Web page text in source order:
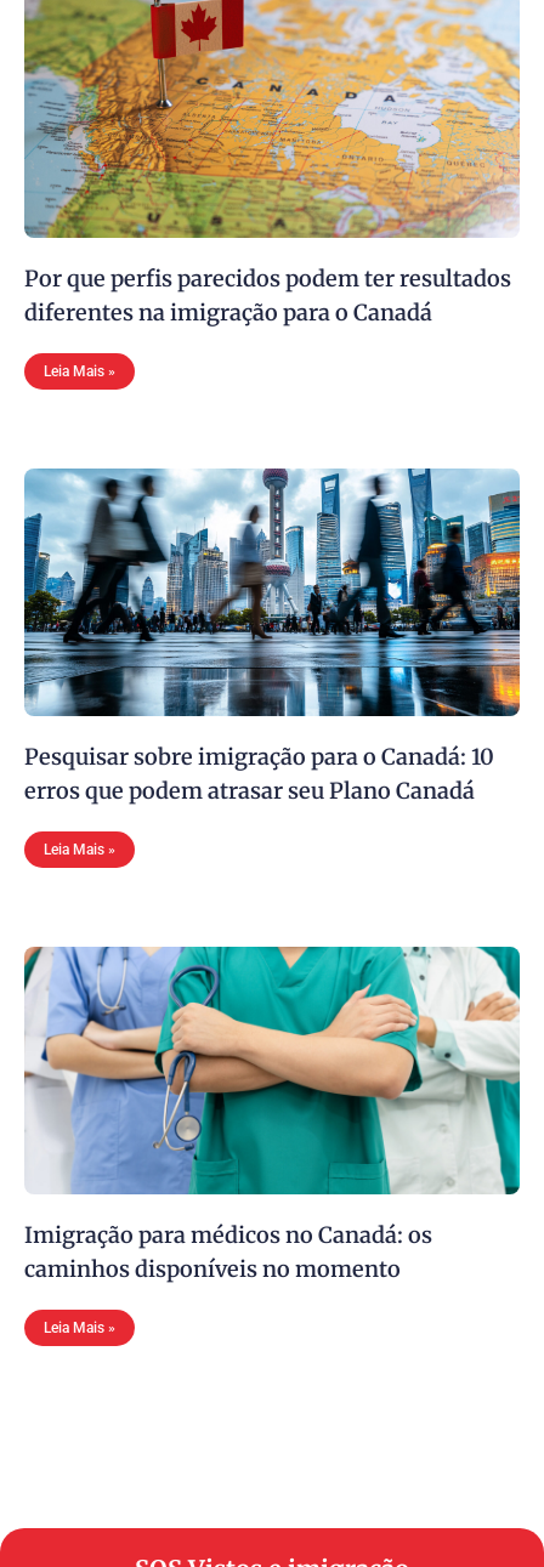
Por que perfis parecidos podem ter resultados
diferentes na imigração para o Canadá
Leia Mais »
Pesquisar sobre imigração para o Canadá: 10
erros que podem atrasar seu Plano Canadá
Leia Mais »
Imigração para médicos no Canadá: os
caminhos disponíveis no momento
Leia Mais »